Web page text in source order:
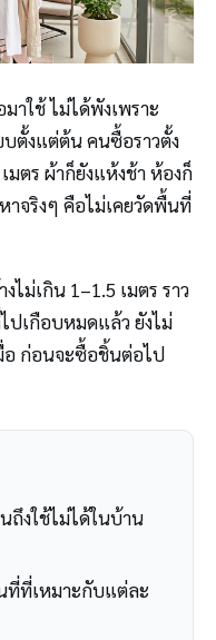
าใช้ ไม่ได้พังเพราะ
ตั้งแต่ต้น คนซื้อราวตั้ง
มตร ผ้าก็ยังแห้งช้า ห้องก็
าจริงๆ คือไม่เคยวัดพื้นที่
ไม่เกิน 1–1.5 เมตร ราว
เกือบหมดแล้ว ยังไม่
อ ก่อนจะซื้อชิ้นต่อไป
ถึงใช้ไม่ได้ในบ้าน
ที่ที่เหมาะกับแต่ละ